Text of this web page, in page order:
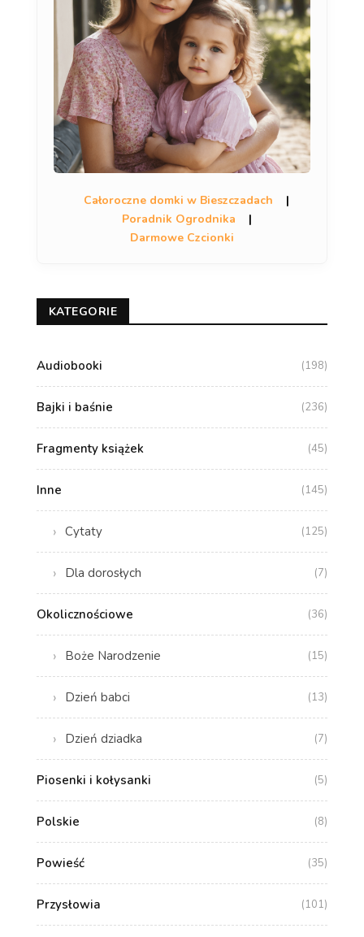
Całoroczne domki w Bieszczadach
|
Poradnik Ogrodnika
|
Darmowe Czcionki
KATEGORIE
Audiobooki (198)
Bajki i baśnie (236)
Fragmenty książek (45)
Inne (145)
Cytaty (125)
Dla dorosłych (7)
Okolicznościowe (36)
Boże Narodzenie (15)
Dzień babci (13)
Dzień dziadka (7)
Piosenki i kołysanki (5)
Polskie (8)
Powieść (35)
Przysłowia (101)